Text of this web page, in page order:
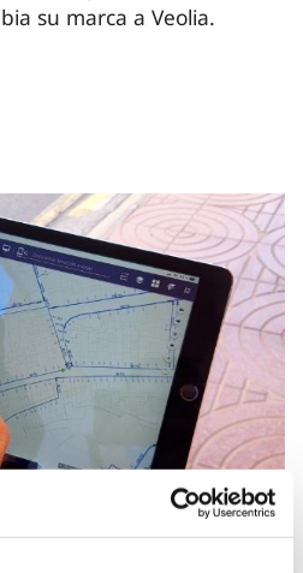
su marca a Veolia.